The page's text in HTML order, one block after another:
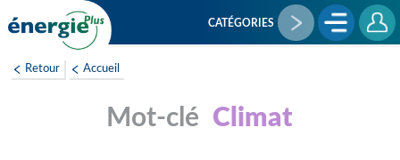
au
CATÉGORIES
Retour Accueil
Climat